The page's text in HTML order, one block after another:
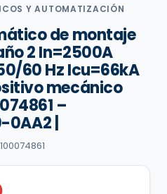
Y AUTOMATIZACIÓN
de montaje
2 In=2500A
60 Hz Icu=66kA
mecánico
–
|